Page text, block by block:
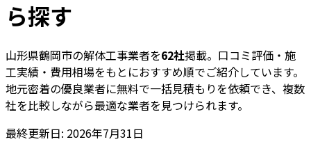
ら探す
山形県鶴岡市の解体工事業者を62社掲載。口コミ評価・施
工実績・費用相場をもとにおすすめ順でご紹介しています。
地元密着の優良業者に無料で一括見積もりを依頼でき、複数
社を比較しながら最適な業者を見つけられます。
最終更新日: 2026年7月31日